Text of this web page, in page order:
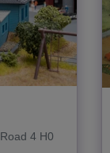
4 H0